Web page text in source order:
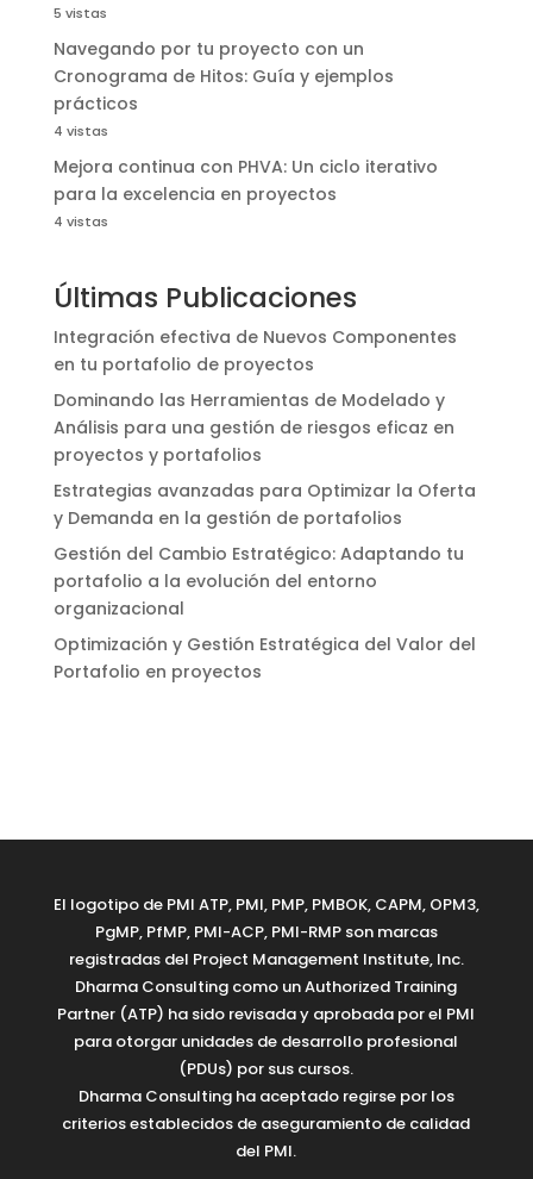
5 vistas
Navegando por tu proyecto con un
Cronograma de Hitos: Guía y ejemplos
prácticos
4 vistas
Mejora continua con PHVA: Un ciclo iterativo
para la excelencia en proyectos
4 vistas
Últimas Publicaciones
Integración efectiva de Nuevos Componentes
en tu portafolio de proyectos
Dominando las Herramientas de Modelado y
Análisis para una gestión de riesgos eficaz en
proyectos y portafolios
Estrategias avanzadas para Optimizar la Oferta
y Demanda en la gestión de portafolios
Gestión del Cambio Estratégico: Adaptando tu
portafolio a la evolución del entorno
organizacional
Optimización y Gestión Estratégica del Valor del
Portafolio en proyectos
El logotipo de PMI ATP, PMI, PMP, PMBOK, CAPM, OPM3,
PgMP, PfMP, PMI-ACP, PMI-RMP son marcas
registradas del Project Management Institute, Inc.
Dharma Consulting como un Authorized Training
Partner (ATP) ha sido revisada y aprobada por el PMI
para otorgar unidades de desarrollo profesional
(PDUs) por sus cursos.
Dharma Consulting ha aceptado regirse por los
criterios establecidos de aseguramiento de calidad
del PMI.